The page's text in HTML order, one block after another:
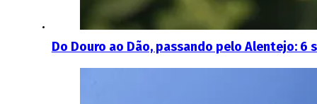
Do Douro ao Dão, passando pelo Alentejo: